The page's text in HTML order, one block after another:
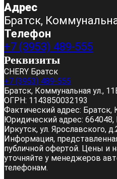
Адрес
Братск,
Телефон
+7 (3953) 489-555
Реквизиты
CHERY Братск
+7 (3953) 489-555
Братск, Коммунальная ул.,
ОГРН: 1143850032193
Фактический адрес: Братск,
Юридический адрес: 664048,
Иркутск, ул. Ярославского,
Информация,
публичной офертой. Цены и
уточняйте у менеджеров
телефонам.